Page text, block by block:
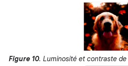
Figure 10. Luminosité et contraste